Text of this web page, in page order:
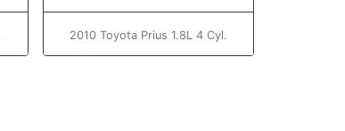
2010 Toyota Prius 1.8L 4 Cyl.